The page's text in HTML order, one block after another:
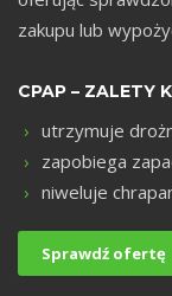
zakupu lub
CPAP – ZALETY
utrzymuje
zapobiega
niweluje
Sprawdź ofertę